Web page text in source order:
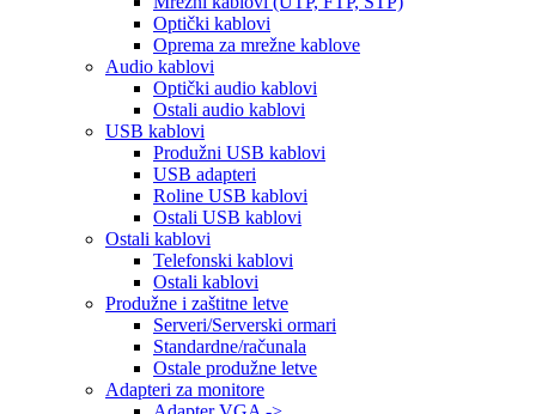
Optički kablovi
Oprema za mrežne kablove
Audio kablovi
Optički audio kablovi
Ostali audio kablovi
USB kablovi
Produžni USB kablovi
USB adapteri
Roline USB kablovi
Ostali USB kablovi
Ostali kablovi
Telefonski kablovi
Ostali kablovi
Produžne i zaštitne letve
Serveri/Serverski ormari
Standardne/računala
Ostale produžne letve
Adapteri za monitore